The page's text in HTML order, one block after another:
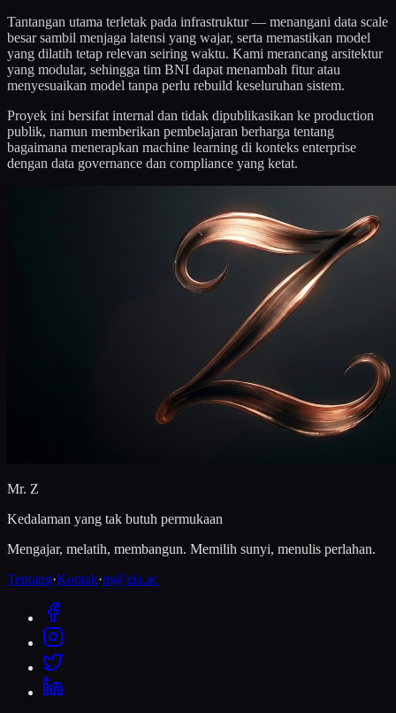
Tantangan utama terletak pada infrastruktur — menangani data scale
besar sambil menjaga latensi yang wajar, serta memastikan model
yang dilatih tetap relevan seiring waktu. Kami merancang arsitektur
yang modular, sehingga tim BNI dapat menambah fitur atau
menyesuaikan model tanpa perlu rebuild keseluruhan sistem.
Proyek ini bersifat internal dan tidak dipublikasikan ke production
publik, namun memberikan pembelajaran berharga tentang
bagaimana menerapkan machine learning di konteks enterprise
dengan data governance dan compliance yang ketat.
Mr. Z
Kedalaman yang tak butuh permukaan
Mengajar, melatih, membangun. Memilih sunyi, menulis perlahan.
Tentang·Kontak·m@zia.ac